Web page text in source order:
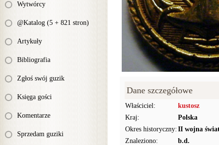
Wytwórcy
@Katalog (5 + 821 stron)
Artykuły
Bibliografia
Zgłoś swój guzik
Księga gości
Komentarze
Sprzedam guziki
Dane szczegółowe
Właściciel:
kustosz
Kraj:
Polska
Okres historyczny: II wojna
Znaleziono:
b.d.